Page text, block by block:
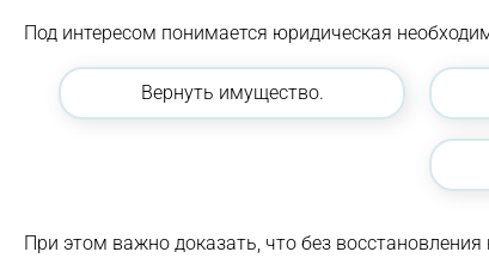
Под интересом понимается юридическая
Вернуть имущество.
При этом важно доказать, что без